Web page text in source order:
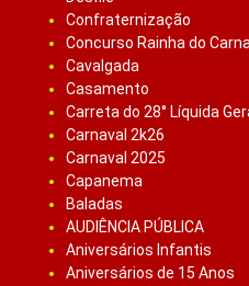
Confraternização
Concurso Rainha do
Cavalgada
Casamento
Carreta do 28° Líquida
Carnaval 2k26
Carnaval 2025
Capanema
Baladas
AUDIÊNCIA PÚBLICA
Aniversários Infantis
Aniversários de 15 Anos